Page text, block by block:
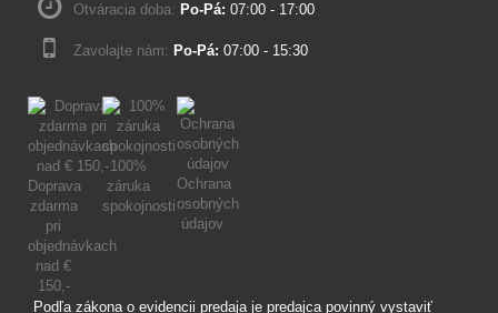
Podľa zákona o evidencii predaja je predajca povinný vystaviť
Otváracia doba: Po-Pá: 07:00 - 17:00
Zavolajte nám: Po-Pá: 07:00 - 15:30
Doprava
zdarma
pri
objednávkach
nad €
150,-
100%
záruka
spokojnosti
Ochrana
osobných
údajov